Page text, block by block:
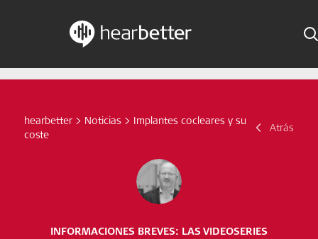
Skip
Indicaciones
Suscríbete ahora
hearbetter > Noticias > Implantes cocleares y su
coste
Atrás
INFORMACIONES BREVES: LAS VIDEOSERIES